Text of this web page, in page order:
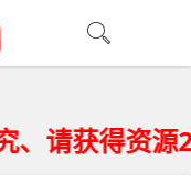
请获得资